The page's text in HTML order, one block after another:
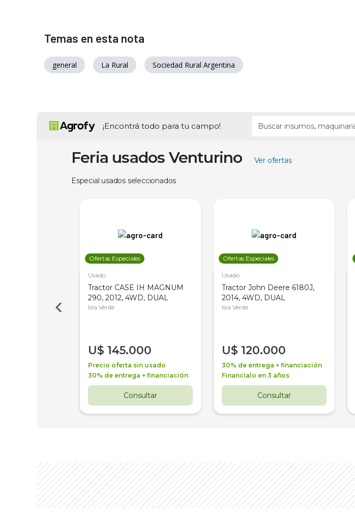
Temas en esta nota
general La Rural Sociedad Rural Argentina
¡Encontrá todo para tu campo!
Feria usados Venturino Ver ofertas
Especial usados seleccionados
Ofertas Especiales
Usado
Tractor CASE IH MAGNUM
290, 2012, 4WD, DUAL
Isla Verde
U$ 145.000
Precio oferta sin usado
30% de entrega + financiación
Consultar
Ofertas Especiales
Usado
Tractor John Deere 6180J,
2014, 4WD, DUAL
Isla Verde
U$ 120.000
30% de entrega + financiación
Financialo en 3 años
Consultar